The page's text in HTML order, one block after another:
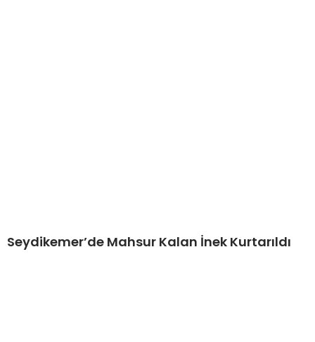
Seydikemer’de Mahsur Kalan İnek Kurtarıldı